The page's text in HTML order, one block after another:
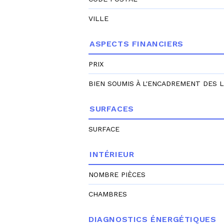
VILLE
ASPECTS FINANCIERS
PRIX
BIEN SOUMIS À L'ENCADREMENT DES
SURFACES
SURFACE
INTÉRIEUR
NOMBRE PIÈCES
CHAMBRES
DIAGNOSTICS ÉNERGÉTIQUES